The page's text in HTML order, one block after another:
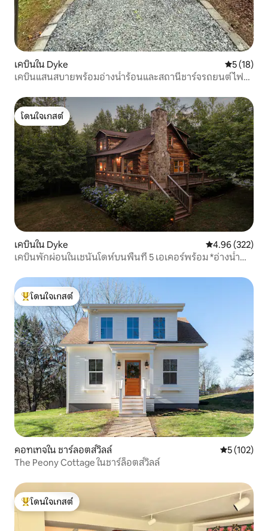
เคบินใน Dyke คะแนนเฉลี่
5 (18)
เคบินแสนสบายพร้อมอ่างน้ำร้อนและสถานีชาร์จรถยนต์ไฟฟ้า
โดนใจเกสต์
โดนใจเกสต์
เคบินใน Dyke คะแนนเฉลี่ย
4.96 (322)
เคบินพักผ่อนในเชนันโดห์บนพื้นที่ 5 เอเคอร์พร้อม *อ่างน้ำ
โดนใจเกสต์ที่สุด
โดนใจเกสต์
คอทเทจใน ชาร์ลอตส์วิลล์ คะแนนเฉลี่ย
5 (102)
The Peony Cottage ในชาร์ล็อตส์วิลล์
โดนใจเกสต์ที่สุด
โดนใจเกสต์